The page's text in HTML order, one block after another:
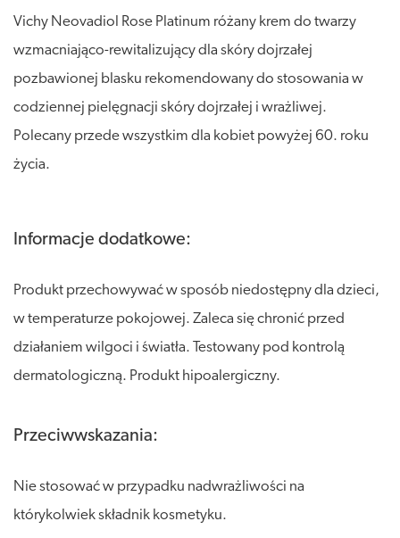
Vichy Neovadiol Rose Platinum różany krem do twarzy
wzmacniająco-rewitalizujący dla skóry dojrzałej
pozbawionej blasku rekomendowany do stosowania w
codziennej pielęgnacji skóry dojrzałej i wrażliwej.
Polecany przede wszystkim dla kobiet powyżej 60. roku
życia.
Informacje dodatkowe:
Produkt przechowywać w sposób niedostępny dla dzieci,
w temperaturze pokojowej. Zaleca się chronić przed
działaniem wilgoci i światła. Testowany pod kontrolą
dermatologiczną. Produkt hipoalergiczny.
Przeciwwskazania:
Nie stosować w przypadku nadwrażliwości na
którykolwiek składnik kosmetyku.